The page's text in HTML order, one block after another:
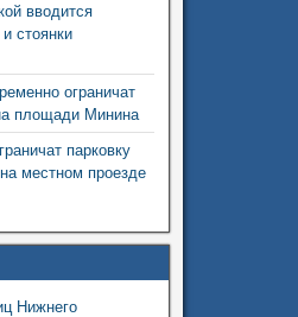
вводится
стоянки
ограничат
площади Минина
парковку
местном проезде
Нижнего